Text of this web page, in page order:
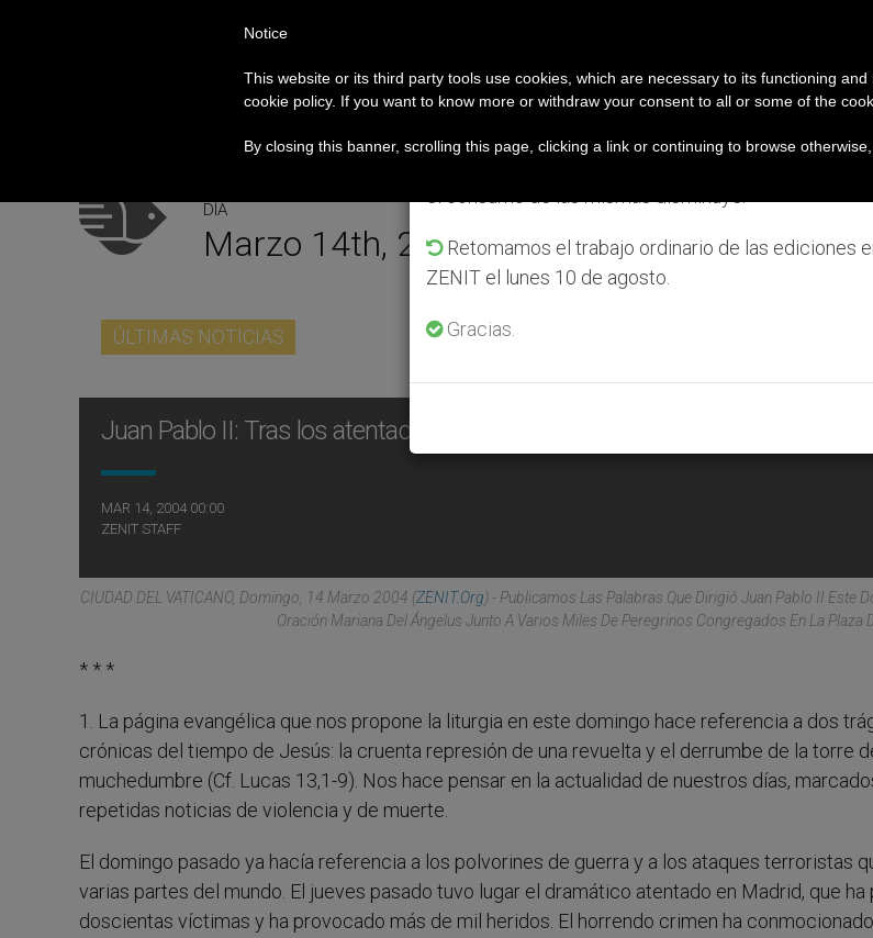
DÍA
Marzo 14th, 2004
ÚLTIMAS NOTICIAS
Juan Pablo II: Tras los atentados de Madrid, solidaridad y compromiso
MAR 14, 2004 00:00
ZENIT STAFF
CIUDAD DEL VATICANO, Domingo, 14 Marzo 2004 (ZENIT.org).- Publicamos Las Palabras Que Dirigió Juan Pablo II Este
Oración Mariana Del Ángelus Junto A Varios Miles De Peregrinos Congregados En La Plaza
* * *
1. La página evangélica que nos propone la liturgia en este domingo hace referencia a dos
crónicas del tiempo de Jesús: la cruenta represión de una revuelta y el derrumbe de la torre
muchedumbre (Cf. Lucas 13,1-9). Nos hace pensar en la actualidad de nuestros días,
repetidas noticias de violencia y de muerte.
El domingo pasado ya hacía referencia a los polvorines de guerra y a los ataques terroristas
varias partes del mundo. El jueves pasado tuvo lugar el dramático atentado en Madrid, que
doscientas víctimas y ha provocado más de mil heridos. El horrendo crimen ha
Aviso importante
Del 27 de julio al 7 de agosto haremos la pausa
Retomamos el trabajo ordinario de las ediciones
ZENIT el lunes 10 de agosto.
Gracias.
Notice
This website or its third party tools use cookies, which are necessary to its functioning
cookie policy. If you want to know more or withdraw your consent to all or some of the
By closing this banner, scrolling this page, clicking a link or continuing to browse